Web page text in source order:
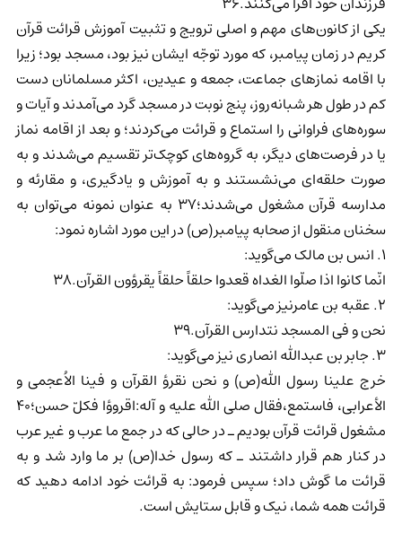
یکی از کانون‌های مهم و اصلی ترویج و تثبیت آموزش قرائت قرآن
کریم در زمان پیامبر، که مورد توجّه ایشان نیز بود، مسجد بود؛ زیرا
با اقامه نمازهای جماعت، جمعه و عیدین، اکثر مسلمانان دست
کم در طول هر شبانه‌روز، پنج نوبت در مسجد گرد می‌آمدند و آیات و
سوره‌های فراوانی را استماع و قرائت می‌کردند؛ و بعد از اقامه نماز
یا در فرصت‌های دیگر، به گروه‌های کوچک‌تر تقسیم می‌شدند و به
صورت حلقه‌ای می‌نشستند و به آموزش و یادگیری، و مقارئه و
مدارسه قرآن مشغول می‌شدند؛37 به عنوان نمونه می‌توان به
سخنان منقول از صحابه پیامبر(ص) در این مورد اشاره نمود:
1. انس بن مالک می‌گوید:
انّما کانوا اذا صلّوا الغداه قعدوا حلقاً حلقاً یقرؤون القرآن.38
2. عقبه بن عامرنیز می‌گوید:
نحن و فی المسجد نتدارس القرآن.39
3. جابر بن عبدالله انصاری نیز می‌گوید:
خرج علینا رسول الله(ص) و نحن نقرؤ القرآن و فینا الاُعجمی و
الأعرابی، فاستمع،فقال صلی الله علیه و آله:اقروؤا فکلّ حسن؛40
مشغول قرائت قرآن بودیم ـ در حالی که در جمع ما عرب و غیر عرب
در کنار هم قرار داشتند ـ که رسول خدا(ص) بر ما وارد شد و به
قرائت ما گوش داد؛ سپس فرمود: به قرائت خود ادامه دهید که
قرائت همه شما، نیک و قابل ستایش است.